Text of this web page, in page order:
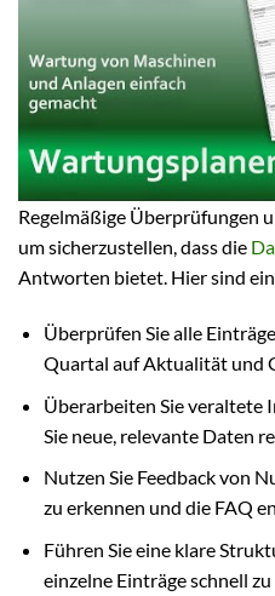
Regelmäßige Überprüfungen
um sicherzustellen, dass die
Antworten bietet. Hier sind
Überprüfen Sie alle
Quartal auf Aktualität und
Überarbeiten Sie veraltete
Sie neue, relevante Daten
Nutzen Sie Feedback von
zu erkennen und die FAQ
Führen Sie eine klare
einzelne Einträge schnell